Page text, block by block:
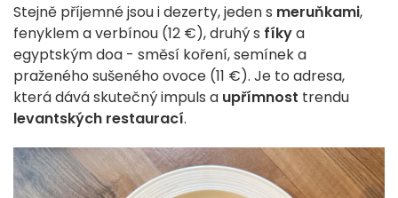
Stejně příjemné jsou i dezerty, jeden s meruňkami,
fenyklem a verbínou (12 €), druhý s fíkya
egyptským doa - směsí koření, semínek a
praženého sušeného ovoce (11 €). Je to adresa,
která dává skutečný impuls a upřímnost trendu
levantských restaurací.